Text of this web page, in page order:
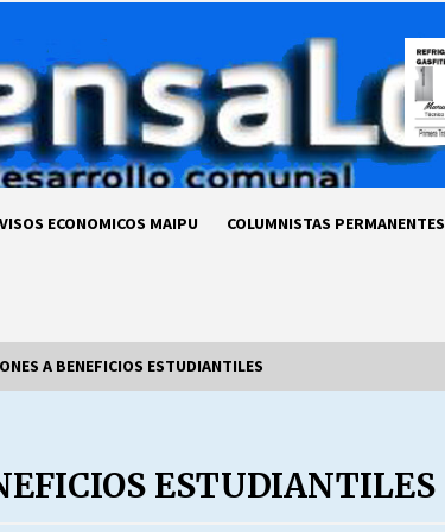
ECONOMICOS MAIPU COLUMNISTAS PERMANENTES
69 AÑOS DE HISTORIA
28/07/2026
A BENEFICIOS ESTUDIANTILES
ESTUDIANTILES